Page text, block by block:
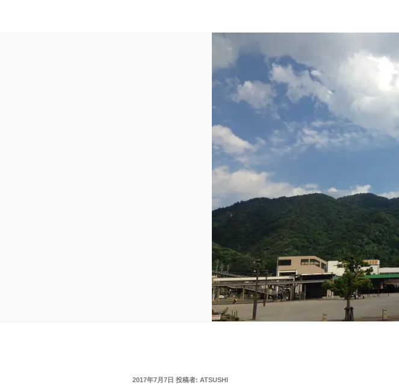
投
2017年7月7日 投稿者: ATSUSHI